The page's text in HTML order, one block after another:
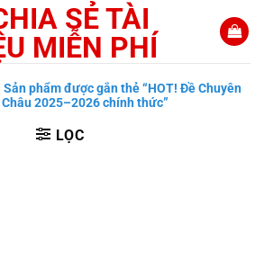
Sản phẩm được gắn thẻ “HOT! Đề Chuyên
2025–2026 chính thức”
LỌC